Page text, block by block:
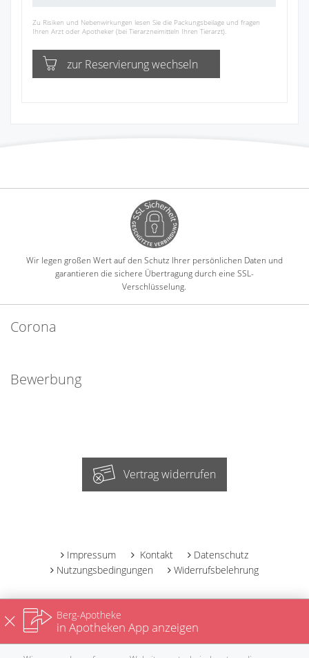
Zu Risiken und Nebenwirkungen lesen Sie die Packungsbeilage und fragen
Ihren Arzt oder Apotheker (bei Tierarzneimitteln Ihren Tierarzt).
zur Reservierung wechseln
Wir legen großen Wert auf den Schutz Ihrer persönlichen Daten und
garantieren die sichere Übertragung durch eine SSL-
Verschlüsselung.
Corona
Bewerbung
Vertrag widerrufen
Impressum Kontakt
Datenschutz
Nutzungsbedingungen
Widerrufsbelehrung
Berg-Apotheke
in Apotheken App anzeigen